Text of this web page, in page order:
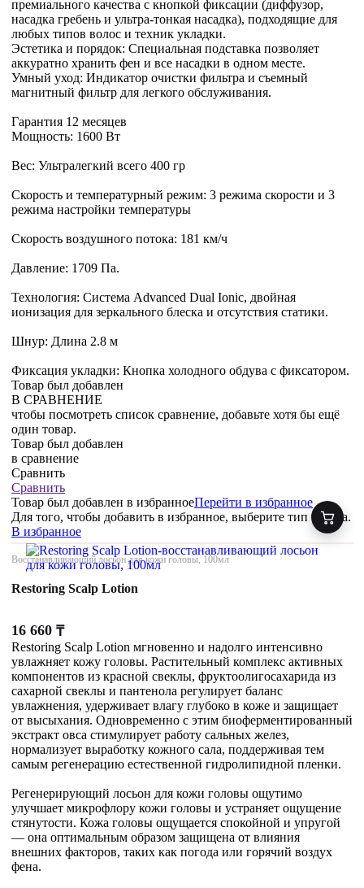
премиального качества с кнопкой фиксации (диффузор,
насадка гребень и ультра-тонкая насадка), подходящие для
любых типов волос и техник укладки.
Эстетика и порядок: Специальная подставка позволяет
аккуратно хранить фен и все насадки в одном месте.
Умный уход: Индикатор очистки фильтра и съемный
магнитный фильтр для легкого обслуживания.
Гарантия 12 месяцев
Мощность: 1600 Вт
Вес: Ультралегкий всего 400 гр
Скорость и температурный режим: 3 режима скорости и 3
режима настройки температуры
Скорость воздушного потока: 181 км/ч
Давление: 1709 Па.
Технология: Система Advanced Dual Ionic, двойная
ионизация для зеркального блеска и отсутствия статики.
Шнур: Длина 2.8 м
Фиксация укладки: Кнопка холодного обдува с фиксатором.
Товар был добавлен
В СРАВНЕНИЕ
чтобы посмотреть список сравнение, добавьте хотя бы ещё
один товар.
Товар был добавлен
в сравнение
Сравнить
Сравнить
Товар был добавлен в избранноеПерейти в избранное
Для того, чтобы добавить в избранное, выберите тип товара.
В избранное
Восстанавливающий лосьон для кожи головы, 100мл
Restoring Scalp Lotion
16 660 ₸
Restoring Scalp Lotion мгновенно и надолго интенсивно
увлажняет кожу головы. Растительный комплекс активных
компонентов из красной свеклы, фруктоолигосахарида из
сахарной свеклы и пантенола регулирует баланс
увлажнения, удерживает влагу глубоко в коже и защищает
от высыхания. Одновременно с этим биоферментированный
экстракт овса стимулирует работу сальных желез,
нормализует выработку кожного сала, поддерживая тем
самым регенерацию естественной гидролипидной пленки.
Регенерирующий лосьон для кожи головы ощутимо
улучшает микрофлору кожи головы и устраняет ощущение
стянутости. Кожа головы ощущается спокойной и упругой
— она оптимальным образом защищена от влияния
внешних факторов, таких как погода или горячий воздух
фена.